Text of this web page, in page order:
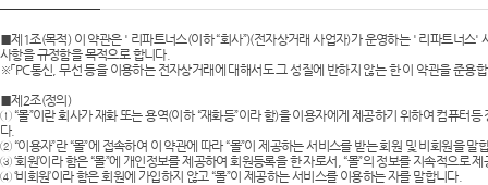
AP-100031
AP-100029
■제1조(목적) 이 약관은 ' 리파트너스(이하 “회사”)(전자상거래 사업자)가 운영하는 ' 리파트너스'
사항을 규정함을 목적으로 합니다.
※「PC통신, 무선 등을 이용하는 전자상거래에 대해서도 그 성질에 반하지 않는 한 이 약관을 준용합
■제2조(정의)
① “몰”이란 회사가 재화 또는 용역(이하 “재화등”이라 함)을 이용자에게 제공하기 위하여 컴퓨터
다.
② “이용자”란 “몰”에 접속하여 이 약관에 따라 “몰”이 제공하는 서비스를 받는 회원 및 비회원을 말
③ ‘회원’이라 함은 “몰”에 개인정보를 제공하여 회원등록을 한 자로서, “몰”의 정보를 지속적으로
④ ‘비회원’이라 함은 회원에 가입하지 않고 “몰”이 제공하는 서비스를 이용하는 자를 말합니다.